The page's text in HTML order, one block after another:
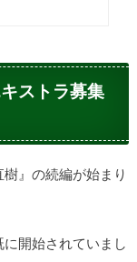
ストラ募集
』の続編が始まり
開始されていまし